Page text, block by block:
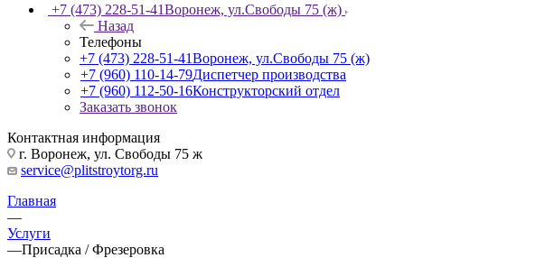
+7 (473) 228-51-41Воронеж, ул.Свободы 75 (ж)
Назад
Телефоны
+7 (473) 228-51-41Воронеж, ул.Свободы 75 (ж)
+7 (960) 110-14-79Диспетчер производства
+7 (960) 112-50-16Конструкторский отдел
Заказать звонок
Контактная информация
г. Воронеж, ул. Свободы 75 ж
service@plitstroytorg.ru
Главная
—
Услуги
—Присадка / Фрезеровка